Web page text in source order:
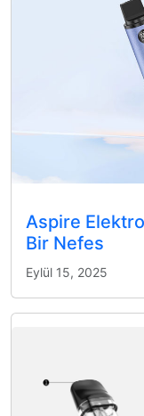
Aspire
Bir Nefes
Eylül 15, 2025